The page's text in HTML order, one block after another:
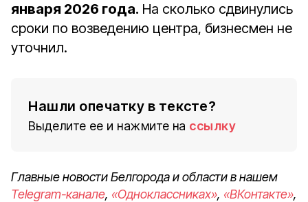
января 2026 года. На сколько сдвинулись
сроки по возведению центра, бизнесмен не
уточнил.
Нашли опечатку в тексте?
Выделите ее и нажмите на ссылку
Главные новости Белгорода и области в нашем
Telegram-канале, «Одноклассниках», «ВКонтакте»,